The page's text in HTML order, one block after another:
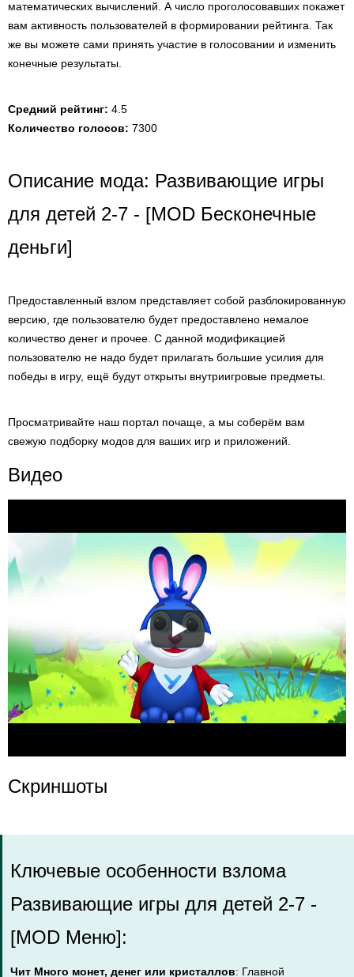
математических вычислений. А число проголосовавших покажет
вам активность пользователей в формировании рейтинга. Так
же вы можете сами принять участие в голосовании и изменить
конечные результаты.
Средний рейтинг: 4.5
Количество голосов: 7300
Описание мода: Развивающие игры
для детей 2-7 - [MOD Бесконечные
деньги]
Предоставленный взлом представляет собой разблокированную
версию, где пользователю будет предоставлено немалое
количество денег и прочее. С данной модификацией
пользователю не надо будет прилагать большие усилия для
победы в игру, ещё будут открыты внутриигровые предметы.
Просматривайте наш портал почаще, а мы соберём вам
свежую подборку модов для ваших игр и приложений.
Видео
Скриншоты
Ключевые особенности взлома
Развивающие игры для детей 2-7 -
[MOD Меню]:
Чит Много монет, денег или кристаллов: Главной